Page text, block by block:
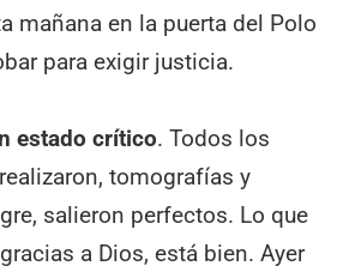
mañana en la puerta del Polo
para exigir justicia.
estado crítico. Todos los
tomografías y
salieron perfectos. Lo que
a Dios, está bien. Ayer